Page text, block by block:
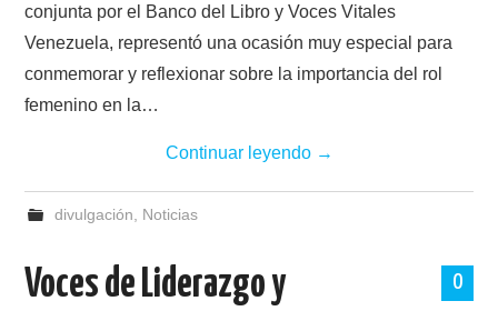
conjunta por el Banco del Libro y Voces Vitales
Venezuela, representó una ocasión muy especial para
conmemorar y reflexionar sobre la importancia del rol
femenino en la…
Continuar leyendo →
divulgación Noticias
0
Voces de Liderazgo y